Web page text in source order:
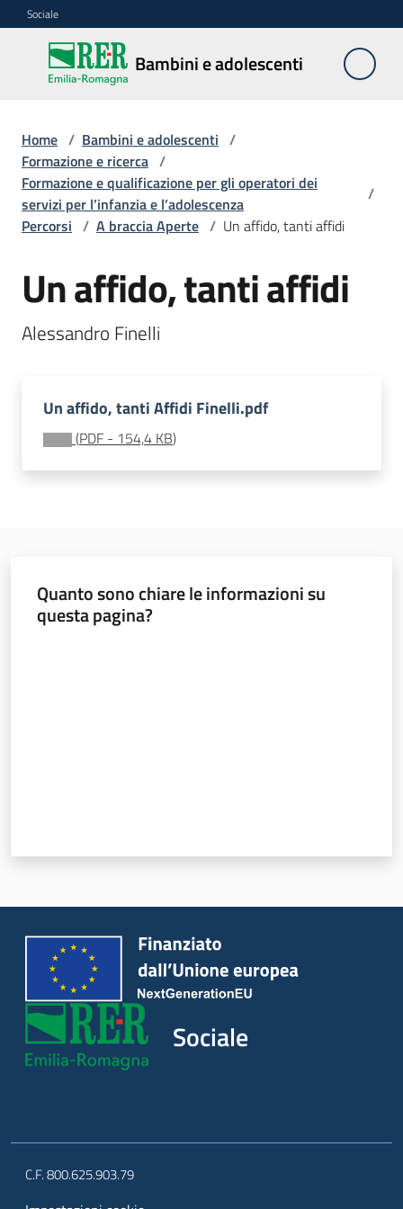
Vai al contenuto
Vai alla navigazione
Vai al footer
Sociale
Bambini e adolescenti
Bambini e
adolescenti
Accoglienza,
tutela
e
sostegno
Adolescenza
Centri
soggiorni
socioeducativi
Formazione
Novità
Servizi
Leggi Atti Bandi
Home / Bambini e adolescenti /
Formazione e ricerca /
Formazione e qualificazione per gli operatori dei
servizi per l’infanzia e l’adolescenza
/
Percorsi / A braccia Aperte / Un affido, tanti affidi
Un affido, tanti affidi
Alessandro Finelli
Un affido, tanti Affidi Finelli.pdf
(PDF - 154,4 KB)
Quanto sono chiare le informazioni su
questa pagina?
Sociale
C.F. 800.625.903.79